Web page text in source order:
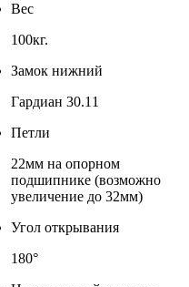
Вес
100кг.
Замок нижний
Гардиан 30.11
Петли
22мм на опорном
подшипнике (возможно
увеличение до 32мм)
Угол открывания
180°